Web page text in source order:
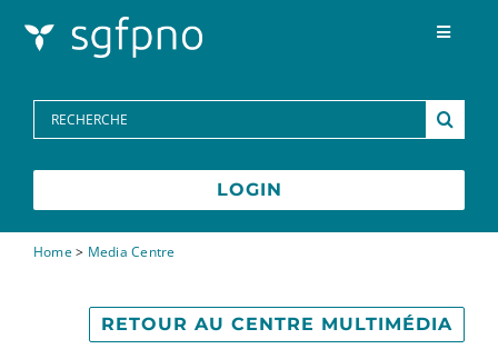
Toggle
FAQs
Contactez-nous
Search
for:
LOGIN
Home> Media Centre
RETOUR AU CENTRE MULTIMÉDIA